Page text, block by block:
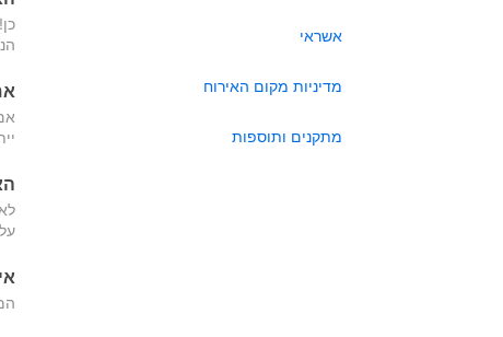
אשראי
מדיניות מקום האירוח
מתקנים ותוספות